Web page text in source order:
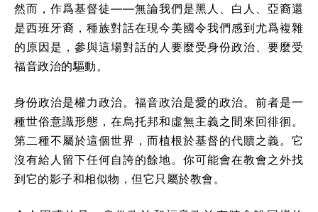
然而，作爲基督徒——無論我們是黑人、白人、亞裔還
是西班牙裔，種族對話在現今美國令我們感到尤爲複雜
的原因是，參與這場對話的人要麼受身份政治、要麼受
福音政治的驅動。
身份政治是權力政治。福音政治是愛的政治。前者是一
種世俗意識形態，在烏托邦和虛無主義之間來回徘徊。
第二種不屬於這個世界，而植根於基督的代贖之義。它
沒有給人留下任何自誇的餘地。你可能會在教會之外找
到它的影子和相似物，但它只屬於教會。